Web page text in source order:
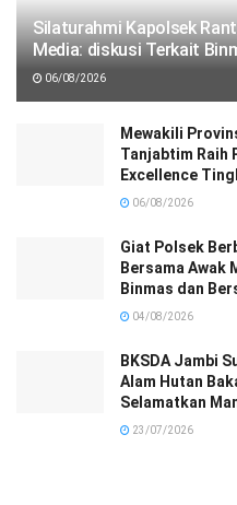
Silaturahmi Kapolsek
Media: diskusi Terkait
06/08/2026
Mewakili
Tanjabtim Raih
Excellence
06/08/2026
Giat Polsek
Bersama Awak
Binmas dan
04/08/2026
BKSDA Jambi
Alam Hutan
Selamatkan
23/07/2026